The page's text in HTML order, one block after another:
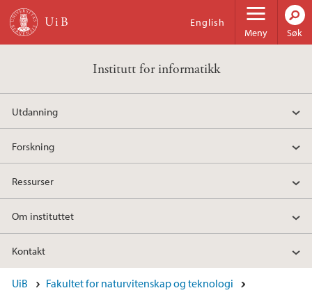
Hopp til hovedinnhold
Meny
English
Søk
Institutt for informatikk
Utdanning
Forskning
Ressurser
Om instituttet
Kontakt
Hovedinnhold
UiB Fakultet for naturvitenskap og teknologi